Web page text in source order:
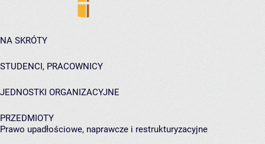
NA SKRÓTY
STUDENCI, PRACOWNICY
JEDNOSTKI ORGANIZACYJNE
PRZEDMIOTY
Prawo upadłościowe, naprawcze i restrukturyzacyjne